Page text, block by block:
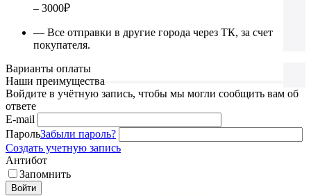
– 3000₽
— Все отправки в другие города через ТК, за счет
покупателя.
Варианты оплаты
Наши преимущества
Войдите в учётную запись, чтобы мы могли сообщить вам об
ответе
E-mail
ПарольЗабыли пароль?
Создать учетную запись
Антибот
Запомнить
Войти